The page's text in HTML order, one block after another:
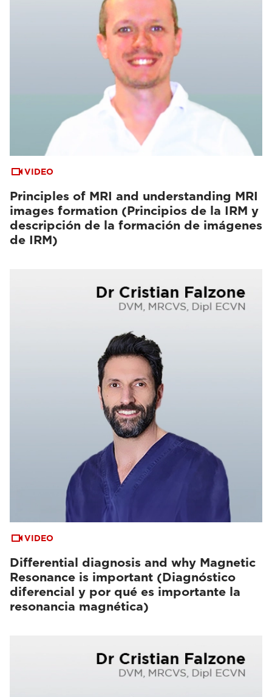
VIDEO
Principles of MRI and understanding MRI
images formation (Principios de la IRM y
descripción de la formación de imágenes
de IRM)
VIDEO
Differential diagnosis and why Magnetic
Resonance is important (Diagnóstico
diferencial y por qué es importante la
resonancia magnética)